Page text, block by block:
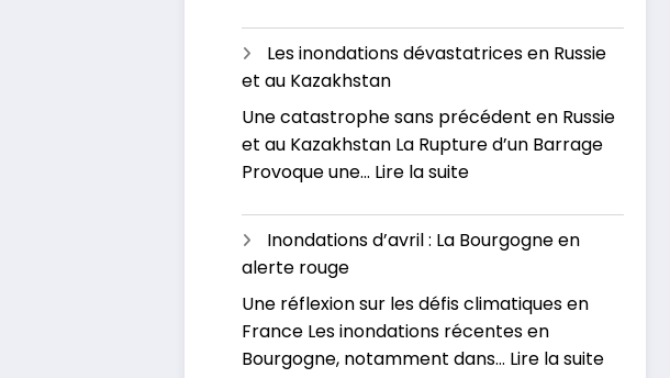
inondations
en
Libye
:
Analyse
approfondie
Les inondations dévastatrices en Russie
et au Kazakhstan
Une catastrophe sans précédent en Russie
et au Kazakhstan La Rupture d’un Barrage
Provoque une… Lire la suite:
dévastatrices
Russie
et
au
Inondations d’avril : La Bourgogne en
alerte rouge
Une réflexion sur les défis climatiques en
France Les inondations récentes en
Bourgogne, notamment dans… Lire la suite: